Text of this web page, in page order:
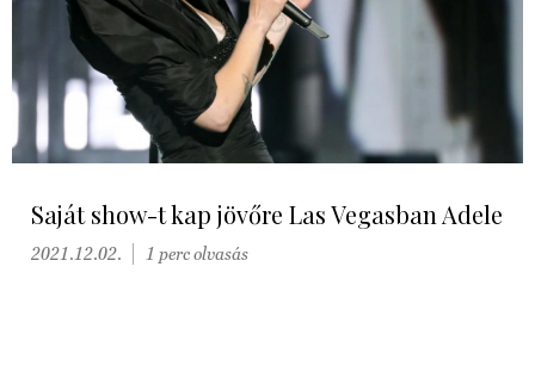
Saját show-t kap jövőre Las Vegasban Adele
2021.12.02. 1 perc olvasás